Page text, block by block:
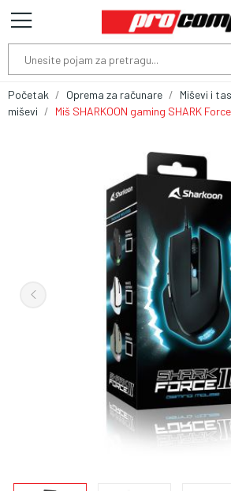
Početak Oprema za računare Miševi i
miševi
Miš SHARKOON gaming SHARK